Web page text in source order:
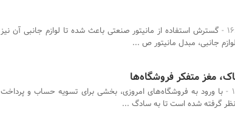
گسترش استفاده از مانیتور صنعتی باعث شده تا لوازم جانبی آن نیز
جانبی، مبدل مانیتور ص ...
مغز متفکر فروشگاه‌ها
با ورود به فروشگاه‌های امروزی، بخشی برای تسویه حساب و پرداخت
نظر گرفته شده است تا به سادگ ...